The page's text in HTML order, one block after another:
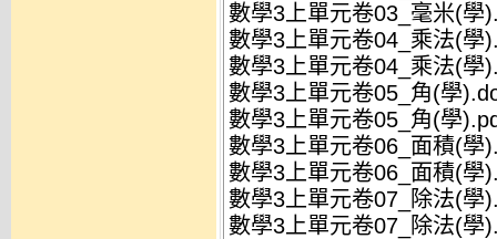
數學3上單元卷03_毫米(學
數學3上單元卷04_乘法(學
數學3上單元卷04_乘法(學
數學3上單元卷05_角(學
數學3上單元卷05_角(學
數學3上單元卷06_面積(學
數學3上單元卷06_面積(學
數學3上單元卷07_除法(學
數學3上單元卷07_除法(學